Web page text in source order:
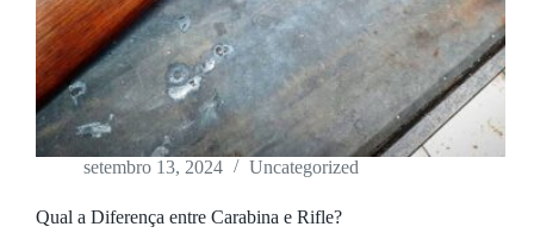
setembro 13, 2024 Uncategorized
Qual a Diferença entre Carabina e Rifle?